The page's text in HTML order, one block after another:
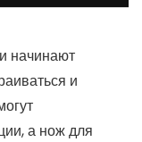
начинают
и
а нож для